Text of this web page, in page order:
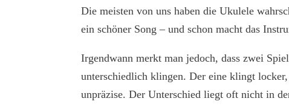
Die meisten von uns haben die Ukulele
ein schöner Song – und schon macht das
Irgendwann merkt man jedoch, dass zwei
unterschiedlich klingen. Der eine klingt
unpräzise. Der Unterschied liegt oft nicht in